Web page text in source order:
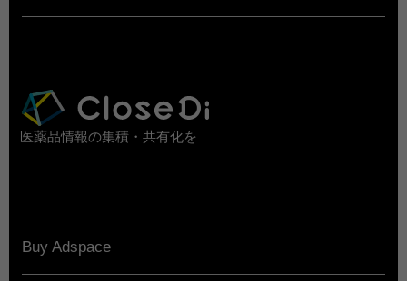
医薬品情報の集積・共有化を
Buy Adspace